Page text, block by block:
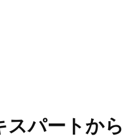
スパートから